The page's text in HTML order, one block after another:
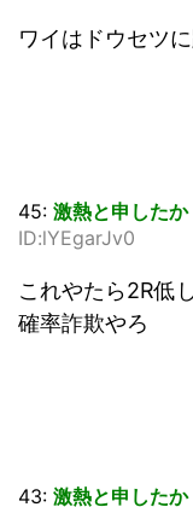
ワイはドウセツ
45: 激熱と申したか
ID:lYEgarJv0
これやたら2R低
確率詐欺やろ
43: 激熱と申したか